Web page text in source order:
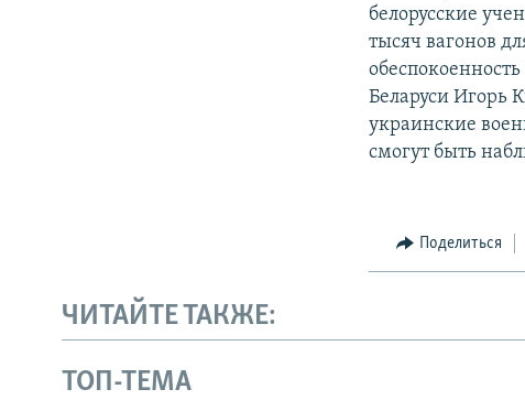
белорусские
тысяч вагонов
Беларуси Игорь
украинские
смогут быть
Поделиться
ЧИТАЙТЕ ТАКЖЕ:
ТОП-ТЕМА